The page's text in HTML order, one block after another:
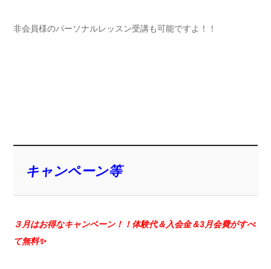
非会員様のパーソナルレッスン受講も可能ですよ！！
キャンペーン等
３月はお得なキャンペーン！！体験代＆入会金＆3月会費がすべ
て無料✨